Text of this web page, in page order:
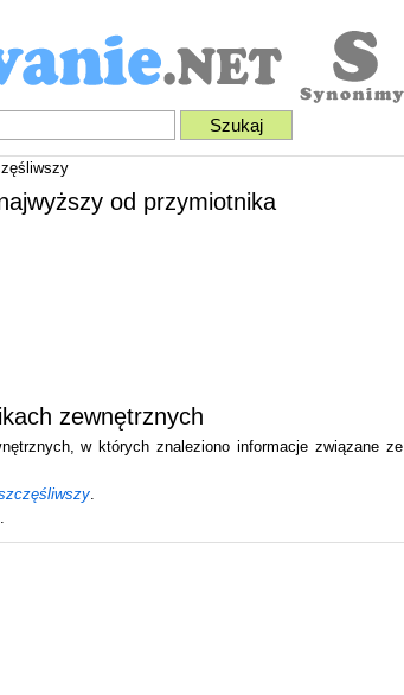
od przymiotnika
zewnętrznych
w których znaleziono informacje związane ze
.
.